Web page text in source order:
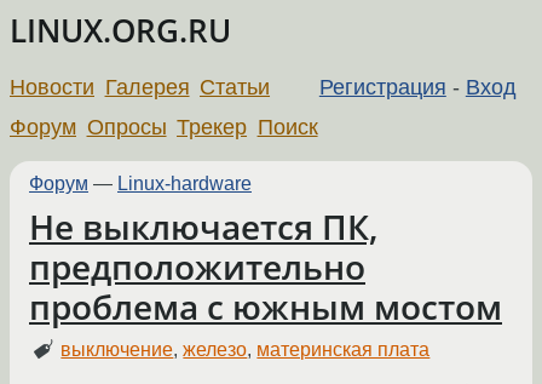
LINUX.ORG.RU
Регистрация - Вход
Новости Галерея Статьи
Форум Опросы Трекер Поиск
Форум — Linux-hardware
Не выключается ПК,
предположительно
проблема с южным мостом
выключение,железо, материнская плата